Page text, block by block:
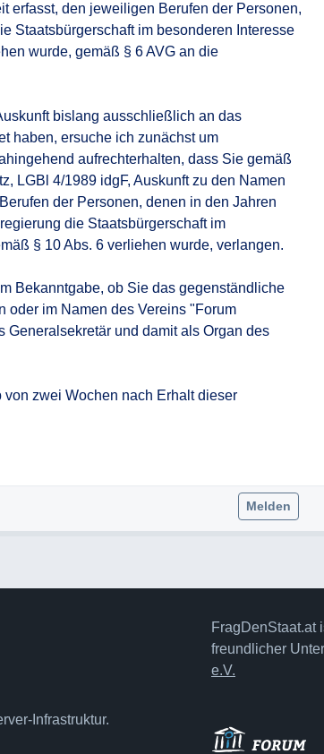
erfasst, den jeweiligen Berufen der Personen,
Staatsbürgerschaft im besonderen Interesse
wurde, gemäß § 6 AVG an die
bislang ausschließlich an das
haben, ersuche ich zunächst um
aufrechterhalten, dass Sie gemäß
LGBl 4/1989 idgF, Auskunft zu den Namen
der Personen, denen in den Jahren
die Staatsbürgerschaft im
§ 10 Abs. 6 verliehen wurde, verlangen.
Bekanntgabe, ob Sie das gegenständliche
oder im Namen des Vereins "Forum
Generalsekretär und damit als Organ des
zwei Wochen nach Erhalt dieser
Melden
Infrastruktur.
FragDenStaat.at
freundlicher
e.V.